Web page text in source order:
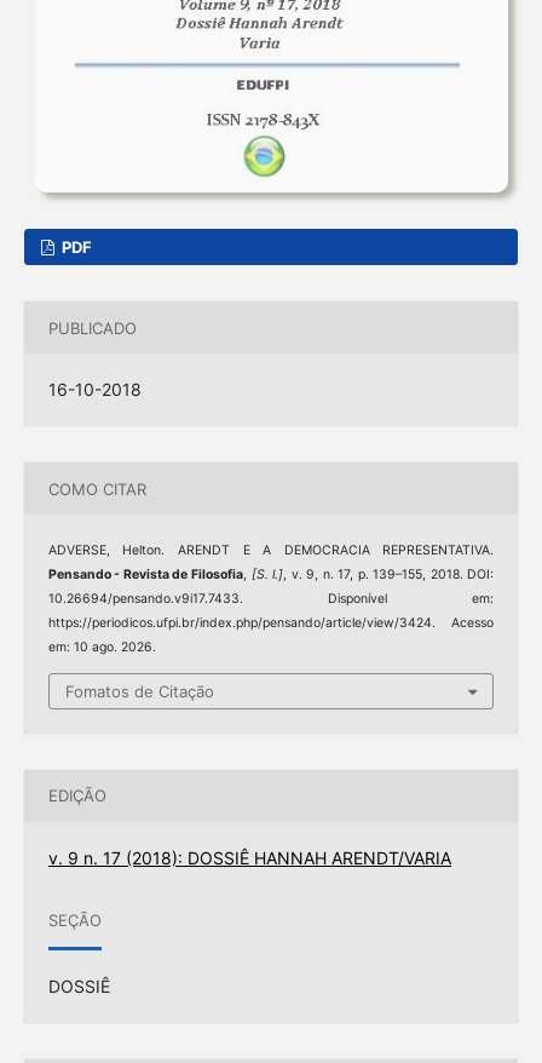
PDF
PUBLICADO
16-10-2018
COMO CITAR
ADVERSE, Helton. ARENDT E A DEMOCRACIA REPRESENTATIVA.
Pensando - Revista de Filosofia, [S. l.], v. 9, n. 17, p. 139–155, 2018. DOI:
10.26694/pensando.v9i17.7433. Disponível em:
https://periodicos.ufpi.br/index.php/pensando/article/view/3424. Acesso
em: 10 ago. 2026.
Fomatos de Citação
EDIÇÃO
v. 9 n. 17 (2018): DOSSIÊ HANNAH ARENDT/VARIA
SEÇÃO
DOSSIÊ